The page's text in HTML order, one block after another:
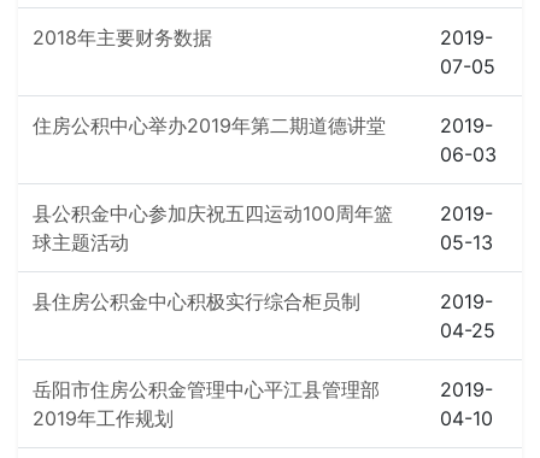
2018年主要财务数据
2019-
07-05
住房公积中心举办2019年第二期道德讲堂
2019-
06-03
县公积金中心参加庆祝五四运动100周年篮
球主题活动
2019-
05-13
县住房公积金中心积极实行综合柜员制
2019-
04-25
岳阳市住房公积金管理中心平江县管理部
2019年工作规划
2019-
04-10